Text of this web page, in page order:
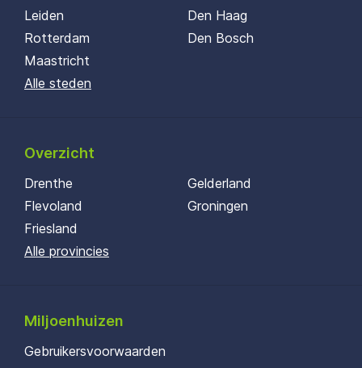
Leiden
Rotterdam
Maastricht
Den Haag
Den Bosch
Alle steden
Overzicht
Drenthe
Flevoland
Friesland
Gelderland
Groningen
Alle provincies
Miljoenhuizen
Gebruikersvoorwaarden